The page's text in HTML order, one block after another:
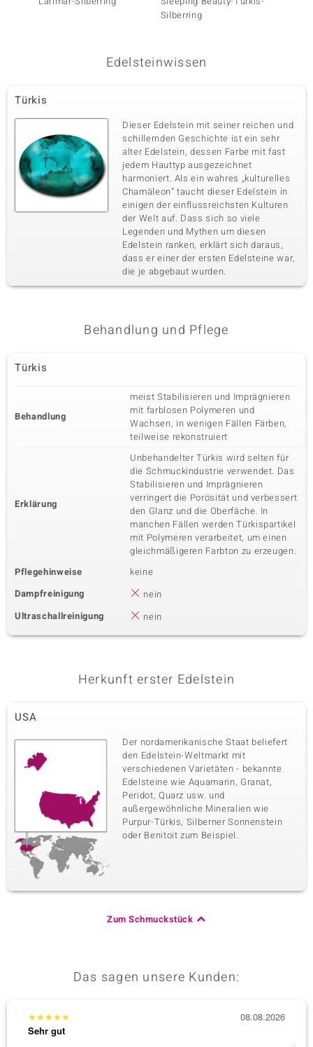
Silberring
Edelsteinwissen
Türkis
Dieser Edelstein mit seiner reichen und
schillernden Geschichte ist ein sehr
alter Edelstein, dessen Farbe mit fast
jedem Hauttyp ausgezeichnet
harmoniert. Als ein wahres „kulturelles
Chamäleon“ taucht dieser Edelstein in
einigen der einflussreichsten Kulturen
der Welt auf. Dass sich so viele
Legenden und Mythen um diesen
Edelstein ranken, erklärt sich daraus,
dass er einer der ersten Edelsteine war,
die je abgebaut wurden.
Behandlung und Pflege
Türkis
Behandlung
meist Stabilisieren und Imprägnieren
mit farblosen Polymeren und
Wachsen, in wenigen Fällen Färben,
teilweise rekonstruiert
Erklärung
Unbehandelter Türkis wird selten für
die Schmuckindustrie verwendet. Das
Stabilisieren und Imprägnieren
verringert die Porösität und verbessert
den Glanz und die Oberfäche. In
manchen Fällen werden Türkispartikel
mit Polymeren verarbeitet, um einen
gleichmäßigeren Farbton zu erzeugen.
Pflegehinweise
keine
Dampfreinigung
nein
Ultraschallreinigung
nein
Herkunft erster Edelstein
USA
Der nordamerikanische Staat beliefert
den Edelstein-Weltmarkt mit
verschiedenen Varietäten - bekannte
Edelsteine wie Aquamarin, Granat,
Peridot, Quarz usw. und
außergewöhnliche Mineralien wie
Purpur-Türkis, Silberner Sonnenstein
oder Benitoit zum Beispiel.
Zum Schmuckstück
Das sagen unsere Kunden:
★★★★★
Sehr gut
08.08.2026